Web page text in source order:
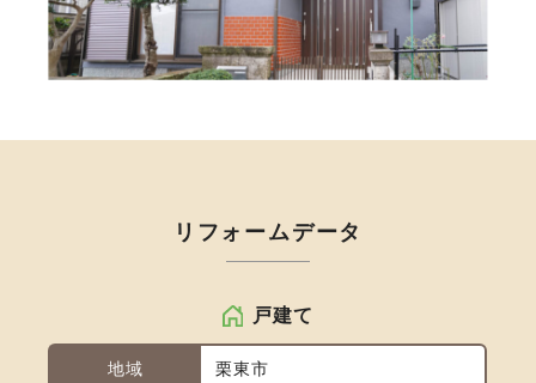
リフォームデータ
戸建て
地域 栗東市